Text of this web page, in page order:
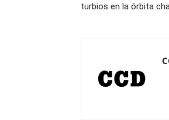
turbios en la órbita